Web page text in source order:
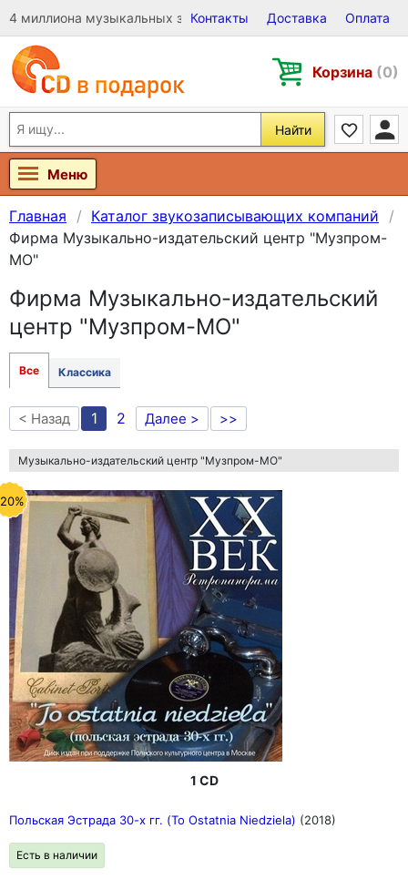
4 миллиона музыкальных записей на Виниле, CD и DVD
Контакты Доставка Оплата
Корзина (0)
Найти
Меню
Главная
Каталог звукозаписывающих компаний
Фирма Музыкально-издательский центр "Музпром-
МО"
Фирма Музыкально-издательский
центр "Музпром-МО"
Все Классика
< Назад 1 2 Далее > >>
Музыкально-издательский центр "Музпром-МО"
1 CD
Польская Эстрада 30-х гг. (To Ostatnia Niedziela) (2018)
Есть в наличии